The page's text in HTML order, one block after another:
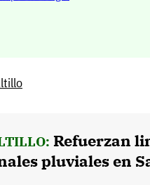
Refuerzan
pluviales en